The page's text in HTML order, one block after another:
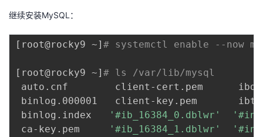
继续安装MySQL：
[ root@rocky9 ~] # systemctl enable --now
[ root@rocky9 ~] # ls /var/lib/mysql
auto.cnf        client-cert.pem
binlog.000001   client-key.pem
binlog.index
'#ib_16384_0.dblwr'
ca-key.pem
'#ib_16384_1.dblwr'